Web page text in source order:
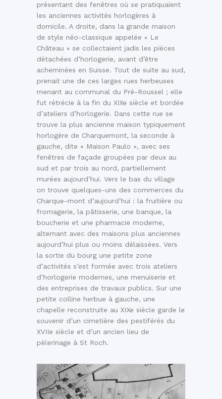
présentant des fenêtres où se pratiquaient
les anciennes activités horlogères à
domicile. A droite, dans la grande maison
de style néo-classique appelée « Le
Château » se collectaient jadis les pièces
détachées d’horlogerie, avant d’être
acheminées en Suisse. Tout de suite au sud,
prenait une de ces larges rues herbeuses
menant au communal du Pré-Roussel ; elle
fut rétrécie à la fin du XIXe siècle et bordée
d’ateliers d’horlogerie. Dans cette rue se
trouve la plus ancienne maison typiquement
horlogère de Charquemont, la seconde à
gauche, dite « Maison Paulo », avec ses
fenêtres de façade groupées par deux au
sud et par trois au nord, partiellement
murées aujourd’hui. Vers le bas du village
on trouve quelques-uns des commerces du
Charque-mont d’aujourd’hui : la fruitière ou
fromagerie, la pâtisserie, une banque, la
boucherie et une pharmacie moderne,
alternant avec des maisons plus anciennes
aujourd’hui plus ou moins délaissées. Vers
la sortie du bourg une petite zone
d’activités s’est formée avec trois ateliers
d’horlogerie modernes, une menuiserie et
des entreprises de travaux publics. Sur une
petite colline herbue à gauche, une
chapelle reconstruite au XIXe siècle garde le
souvenir d’un cimetière des pestiférés du
XVIIe siècle et d’un ancien lieu de
pèlerinage à St Roch.